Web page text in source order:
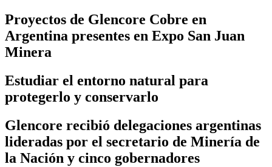
Proyectos de Glencore Cobre en
Argentina presentes en Expo San Juan
Minera
Estudiar el entorno natural para
protegerlo y conservarlo
Glencore recibió delegaciones argentinas
lideradas por el secretario de Minería de
la Nación y cinco gobernadores